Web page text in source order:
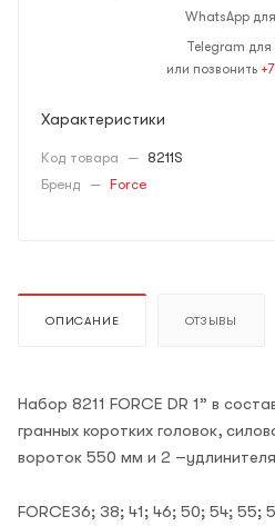
WhatsApp
Telegram для
или позвонить
Характеристики
Код товара — 8211S
Бренд — Force
ОПИСАНИЕ ОТЗЫВЫ
Набор 8211 FORCE DR 1” в
гранных коротких головок,
вороток 550 мм и 2
FORCE36; 38; 41; 46; 50; 54; 55;